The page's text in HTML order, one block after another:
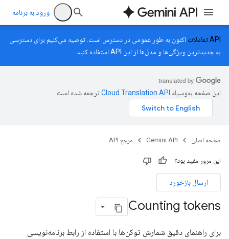
ورود به برنامه
API تعاملات
اکنون به طور عمومی در دسترس است. توصیه می‌کنیم برای دسترسی
به جدیدترین ویژگی‌ها و مدل‌ها از این API استفاده کنید.
این صفحه به‌وسیله ترجمه شده است.
صفحه اصلی Gemini API مرجع API
این مرور مفید بود؟
ارسال بازخورد
Counting tokens
برای راهنمای دقیق شمارش توکن‌ها با استفاده از رابط برنامه‌نویسی